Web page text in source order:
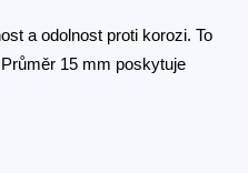
a odolnost proti korozi. To
15 mm poskytuje